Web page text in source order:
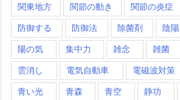
関東地方 関節の動き 関節の炎症
防御する 防御法 除菌剤 陰陽
陽の気 集中力 雑念 雑菌
雲消し 電気自動車 電磁波対策
青い光 青森 青空 静功